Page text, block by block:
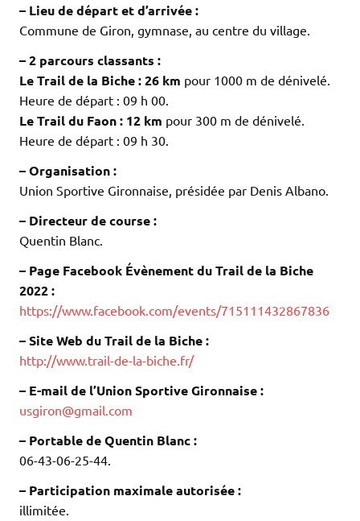
– Lieu de départ et d’arrivée :
Commune de Giron, gymnase, au centre du village.
– 2 parcours classants :
Le Trail de la Biche :26 km pour 1000 m de dénivelé.
Heure de départ : 09 h 00.
Le Trail du Faon : 12 km pour 300 m de dénivelé.
Heure de départ : 09 h 30.
– Organisation :
Union Sportive Gironnaise, présidée par Denis Albano.
– Directeur de course :
Quentin Blanc.
– Page Facebook Évènement du Trail de la Biche
2022 :
https://www.facebook.com/events/715111432867836
– Site Web du Trail de la Biche :
http://www.trail-de-la-biche.fr/
– E-mail de l’Union Sportive Gironnaise :
usgiron@gmail.com
– Portable de Quentin Blanc :
06-43-06-25-44.
– Participation maximale autorisée :
illimitée.